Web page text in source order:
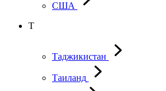
США
Т
Таджикистан
Таиланд